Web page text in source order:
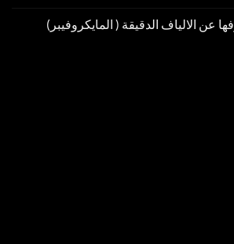
عن الالياف الدقيقة ( المايكروفيبر)